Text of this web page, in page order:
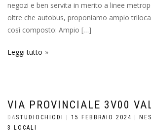
negozi e ben servita in merito a linee
oltre che autobus, proponiamo ampio
così composto: Ampio […]
Leggi tutto
VIA PROVINCIALE 3V00
DA STUDIOCHIODI 15 FEBBRAIO 2024
3 LOCALI